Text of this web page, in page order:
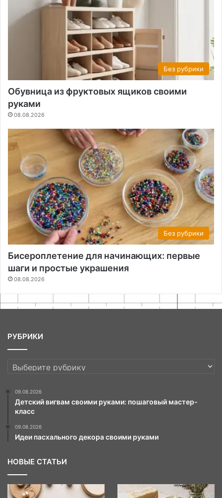
Без рубрики
Обувница из фруктовых ящиков своими
руками
08.08.2026
Без рубрики
Бисероплетение для начинающих: первые
шаги и простые украшения
08.08.2026
РУБРИКИ
РУБРИКИ
09.08.2026
Детский вигвам своими руками: пошаговый мастер-
класс
09.08.2026
Идеи пасхального декора своими руками
НОВЫЕ СТАТЬИ